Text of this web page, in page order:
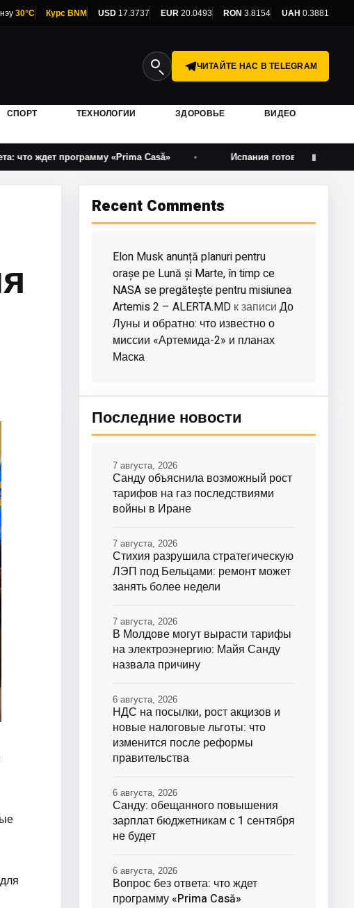
30°C Курс BNM USD 17.3737 EUR 20.0493 RON 3.8154 UAH 0.3881
ЧИТАЙТЕ НАС В TELEGRAM
СПОРТ ТЕХНОЛОГИИ ЗДОРОВЬЕ ВИДЕО
программу «Prima Casă» Испания готовится к новойⅡ
Recent Comments
Elon Musk anunță planuri pentru
orașe pe Lună și Marte, în timp ce
NASA se pregătește pentru misiunea
Artemis 2 – ALERTA.MD к записи До
Луны и обратно: что известно о
миссии «Артемида-2» и планах
Маска
Последние новости
Санду объяснила возможный рост
тарифов на газ последствиями
войны в Иране
7 августа, 2026
Стихия разрушила стратегическую
ЛЭП под Бельцами: ремонт может
занять более недели
7 августа, 2026
В Молдове могут вырасти тарифы
на электроэнергию: Майя Санду
назвала причину
7 августа, 2026
НДС на посылки, рост акцизов и
новые налоговые льготы: что
изменится после реформы
правительства
6 августа, 2026
Санду: обещанного повышения
зарплат бюджетникам с 1 сентября
не будет
6 августа, 2026
Вопрос без ответа: что ждет
программу «Prima Casă»
6 августа, 2026